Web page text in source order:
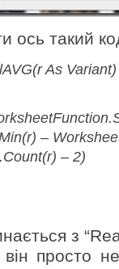
ось такий
As
–
– 2)
з
він просто